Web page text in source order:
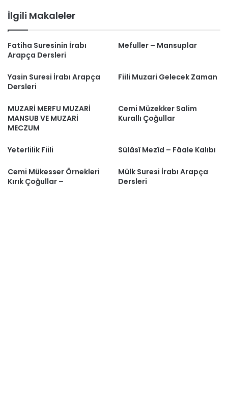
İlgili Makaleler
Fatiha Suresinin İrabı
Arapça Dersleri
Mefuller – Mansuplar
Yasin Suresi İrabı Arapça
Dersleri
Fiili Muzari Gelecek Zaman
MUZARİ MERFU MUZARİ
MANSUB VE MUZARİ
MECZUM
Cemi Müzekker Salim
Kurallı Çoğullar
Yeterlilik Fiili Sülâsî Mezîd – Fâale Kalıbı
Cemi Mükesser Örnekleri
Kırık Çoğullar –
Mülk Suresi İrabı Arapça
Dersleri